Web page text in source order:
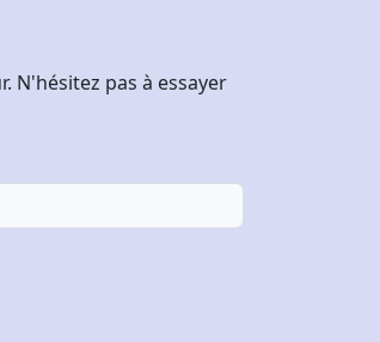
N'hésitez pas à essayer